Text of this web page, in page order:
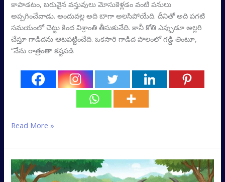
కాపాడటం, బరువైన వస్తువులు మోసుకెళ్లడం వంటి పనులు
అప్పగించేవాడు. అందువల్ల అది బాగా అలసిపోయేది. దీనితో అది పగటి
సమయంలో చెట్టు కింద విశ్రాంతి తీసుకునేది. కానీ కోతి ఎప్పుడూ అల్లరి
చేస్తూ గాడిదను ఆటపట్టించేది. ఒకసారి గాడిద పొలంలో గడ్డి తింటూ,
“నేను రాత్రంతా కష్టపడి
Read More »
సింహం
మరియు